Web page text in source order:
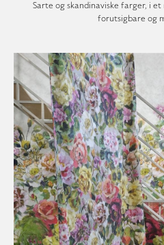
Sarte og skandinaviske farger, i
forutsigbare og